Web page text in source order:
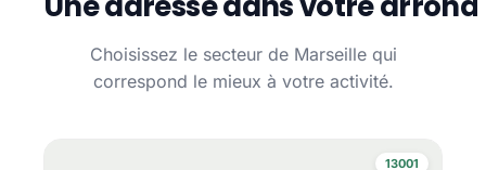
Choisissez le secteur de Marseille qui
correspond le mieux à votre activité.
13001